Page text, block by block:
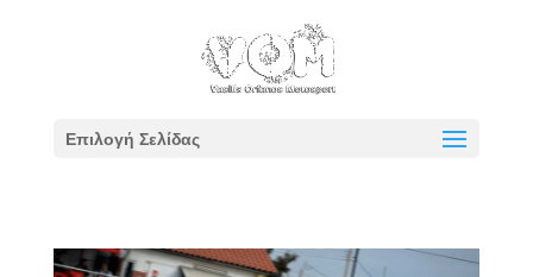
Επιλογή Σελίδας